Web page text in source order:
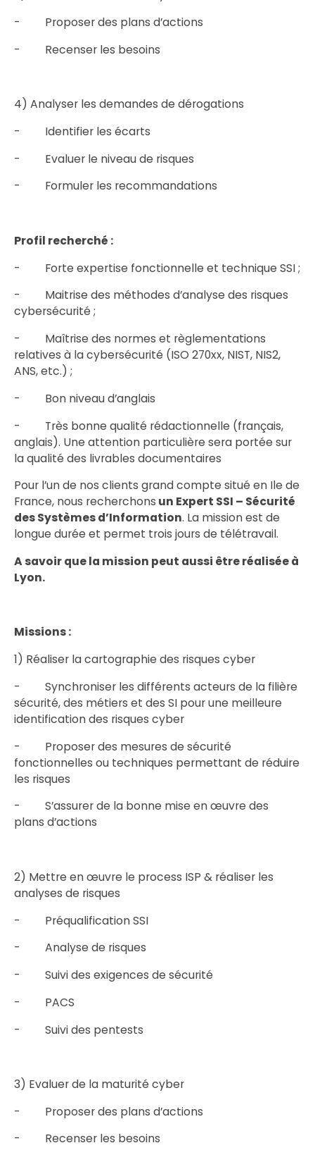
- Proposer des plans d’actions
- Recenser les besoins
4) Analyser les demandes de dérogations
- Identifier les écarts
- Evaluer le niveau de risques
- Formuler les recommandations
Profil recherché :
- Forte expertise fonctionnelle et technique SSI ;
- Maitrise des méthodes d’analyse des risques
cybersécurité ;
- Maîtrise des normes et règlementations
relatives à la cybersécurité (ISO 270xx, NIST, NIS2,
ANS, etc.) ;
- Bon niveau d’anglais
- Très bonne qualité rédactionnelle (français,
anglais). Une attention particulière sera portée sur
la qualité des livrables documentaires
Pour l’un de nos clients grand compte situé en Ile de
France, nous recherchons un Expert SSI – Sécurité
des Systèmes d’Information. La mission est de
longue durée et permet trois jours de télétravail.
A savoir que la mission peut aussi être réalisée à
Lyon.
Missions :
1) Réaliser la cartographie des risques cyber
- Synchroniser les différents acteurs de la filière
sécurité, des métiers et des SI pour une meilleure
identification des risques cyber
- Proposer des mesures de sécurité
fonctionnelles ou techniques permettant de réduire
les risques
- S’assurer de la bonne mise en œuvre des
plans d’actions
2) Mettre en œuvre le process ISP & réaliser les
analyses de risques
- Préqualification SSI
- Analyse de risques
- Suivi des exigences de sécurité
- PACS
- Suivi des pentests
3) Evaluer de la maturité cyber
- Proposer des plans d’actions
- Recenser les besoins